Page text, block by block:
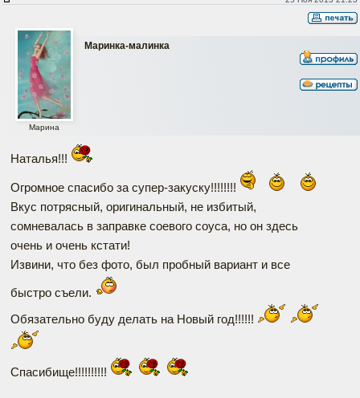
Маринка-малинка
Марина
Наталья!!!
Огромное спасибо за супер-закуску!!!!!!!!
Вкус потрясный, оригинальный, не избитый,
сомневалась в заправке соевого соуса, но он здесь
очень и очень кстати!
Извини, что без фото, был пробный вариант и все
быстро съели.
Обязательно буду делать на Новый год!!!!!!
Спасибище!!!!!!!!!!